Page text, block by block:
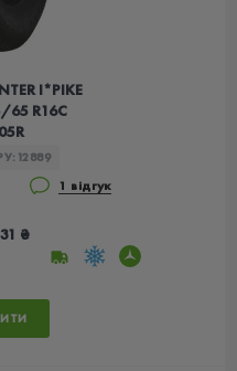
I*PIKE
65 R16C
12889
1 відгук
₴